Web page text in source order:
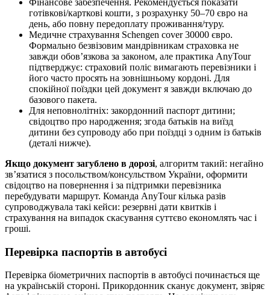
готівкові/карткові кошти, з розрахунку 50–70 євро на
день, або повну передоплату проживання/туру.
Медичне страхування Schengen cover 30000 євро.
Формально безвізовим мандрівникам страховка не
завжди обов’язкова за законом, але практика AnyTour
підтверджує: страховий поліс вимагають перевізники і
його часто просять на зовнішньому кордоні. Для
спокійної поїздки цей документ я завжди включаю до
базового пакета.
Для неповнолітніх: закордонний паспорт дитини;
свідоцтво про народження; згода батьків на виїзд
дитини без супроводу або при поїздці з одним із батьків
(деталі нижче).
Якщо документ загублено в дорозі, алгоритм такий: негайно
зв’язатися з посольством/консульством України, оформити
свідоцтво на повернення і за підтримки перевізника
перебудувати маршрут. Команда AnyTour кілька разів
супроводжувала такі кейси: резервні дати квитків і
страхування на випадок скасування суттєво економлять час і
гроші.
Перевірка паспортів в автобусі
Перевірка біометричних паспортів в автобусі починається ще
на українській стороні. Прикордонник сканує документ, звіряє